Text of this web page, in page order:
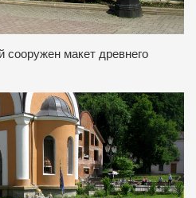
сооружен макет древнего